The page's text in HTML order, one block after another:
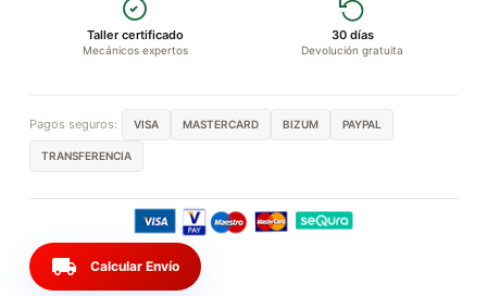
Taller certificado
Mecánicos expertos
30 días
Devolución gratuita
Pagos seguros: VISA MASTERCARD BIZUM PAYPAL
TRANSFERENCIA
local_shipping Calcular Envío